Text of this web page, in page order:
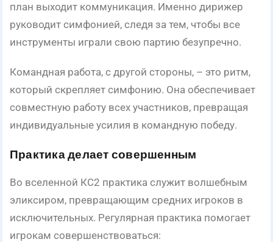
план выходит коммуникация. Именно дирижер
руководит симфонией, следя за тем, чтобы все
инструменты играли свою партию безупречно.
Командная работа, с другой стороны, – это ритм,
который скрепляет симфонию. Она обеспечивает
совместную работу всех участников, превращая
индивидуальные усилия в командную победу.
Практика делает совершенным
Во вселенной КС2 практика служит волшебным
эликсиром, превращающим средних игроков в
исключительных. Регулярная практика помогает
игрокам совершенствоваться: